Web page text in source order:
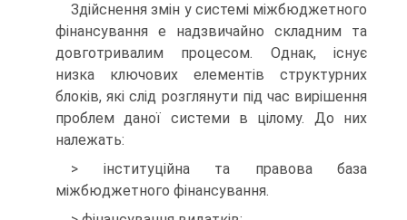
Здійснення змін у системі міжбюджетного
фінансування е надзвичайно складним та
довготривалим процесом. Однак, існує
низка ключових елементів структурних
блоків, які слід розглянути під час вирішення
проблем даної системи в цілому. До них
належать:
> інституційна та правова база
міжбюджетного фінансування.